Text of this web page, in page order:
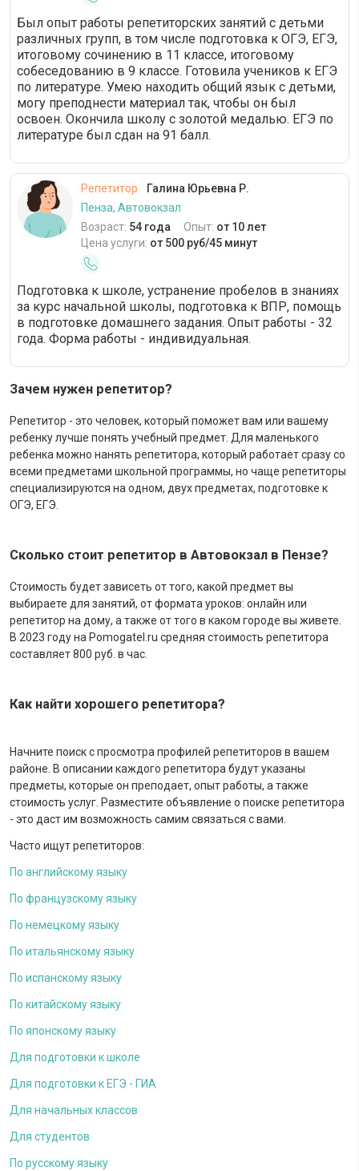
Был опыт работы репетиторских занятий с детьми
различных групп, в том числе подготовка к ОГЭ, ЕГЭ,
итоговому сочинению в 11 классе, итоговому
собеседованию в 9 классе. Готовила учеников к ЕГЭ
по литературе. Умею находить общий язык с детьми,
могу преподнести материал так, чтобы он был
освоен. Окончила школу с золотой медалью. ЕГЭ по
литературе был сдан на 91 балл.
Репетитор
Галина Юрьевна Р.
Пенза, Автовокзал
Возраст: 54 года Опыт: от 10 лет
Цена услуги: от 500 руб/45 минут
Подготовка к школе, устранение пробелов в знаниях
за курс начальной школы, подготовка к ВПР, помощь
в подготовке домашнего задания. Опыт работы - 32
года. Форма работы - индивидуальная.
Зачем нужен репетитор?
Репетитор - это человек, который поможет вам или вашему
ребенку лучше понять учебный предмет. Для маленького
ребенка можно нанять репетитора, который работает сразу со
всеми предметами школьной программы, но чаще репетиторы
специализируются на одном, двух предметах, подготовке к
ОГЭ, ЕГЭ.
Сколько стоит репетитор в Автовокзал в Пензе?
Стоимость будет зависеть от того, какой предмет вы
выбираете для занятий, от формата уроков: онлайн или
репетитор на дому, а также от того в каком городе вы живете.
В 2023 году на Pomogatel.ru cредняя стоимость репетитора
составляет 800 руб. в час.
Как найти хорошего репетитора?
Начните поиск с просмотра профилей репетиторов в вашем
районе. В описании каждого репетитора будут указаны
предметы, которые он преподает, опыт работы, а также
стоимость услуг. Разместите объявление о поиске репетитора
- это даст им возможность самим связаться с вами.
Часто ищут репетиторов:
По английскому языку
По французскому языку
По немецкому языку
По итальянскому языку
По испанскому языку
По китайскому языку
По японскому языку
Для подготовки к школе
Для подготовки к ЕГЭ - ГИА
Для начальных классов
Для студентов
По русскому языку